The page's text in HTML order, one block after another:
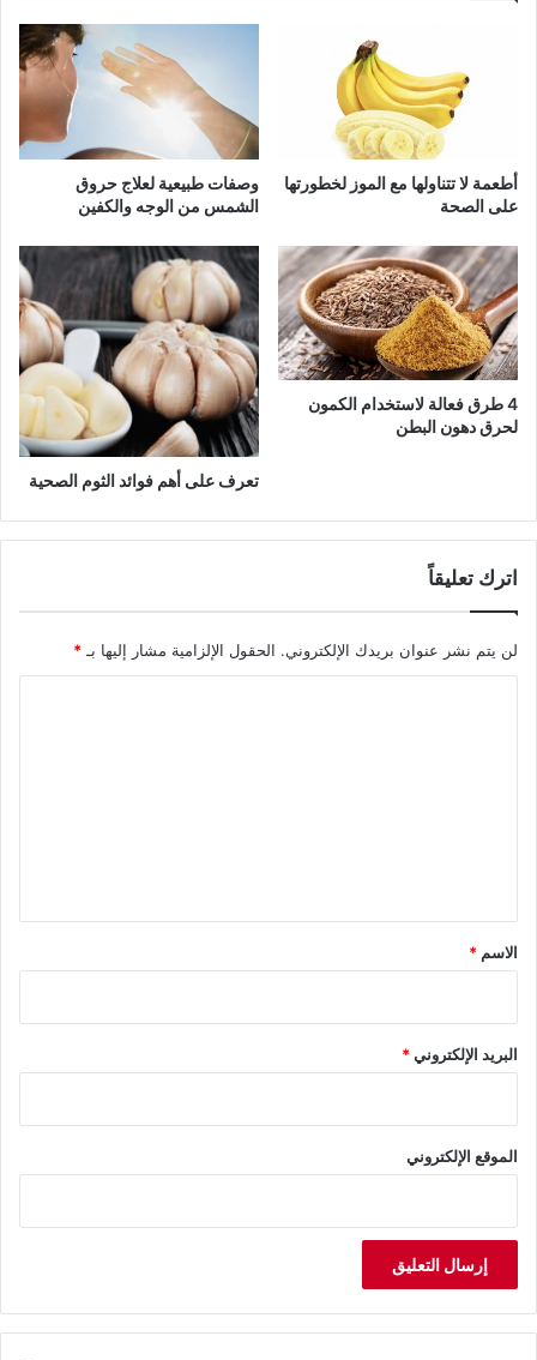
أطعمة لا تتناولها مع الموز لخطورتها
على الصحة
وصفات طبيعية لعلاج حروق
الشمس من الوجه والكفين
4 طرق فعالة لاستخدام الكمون
لحرق دهون البطن
تعرف على أهم فوائد الثوم الصحية
اترك تعليقاً
لن يتم نشر عنوان بريدك الإلكتروني. الحقول الإلزامية مشار إليها بـ*
*
الاسم *
البريد الإلكتروني*
الموقع الإلكتروني